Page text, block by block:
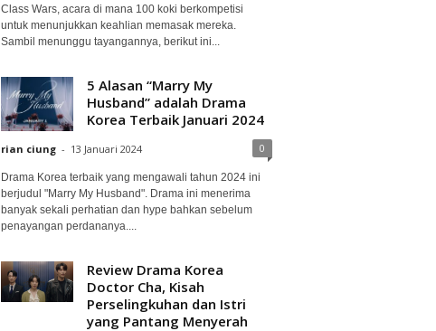
Class Wars, acara di mana 100 koki berkompetisi
untuk menunjukkan keahlian memasak mereka.
Sambil menunggu tayangannya, berikut ini...
5 Alasan “Marry My
Husband” adalah Drama
Korea Terbaik Januari 2024
rian ciung - 13 Januari 2024 0
Drama Korea terbaik yang mengawali tahun 2024 ini
berjudul "Marry My Husband". Drama ini menerima
banyak sekali perhatian dan hype bahkan sebelum
penayangan perdananya....
Review Drama Korea
Doctor Cha, Kisah
Perselingkuhan dan Istri
yang Pantang Menyerah